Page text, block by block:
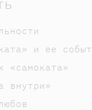
и ее
«самоката»
внутри»